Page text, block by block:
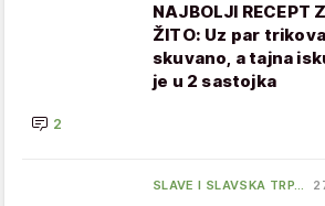
NAJBOLJI RECEPT
ŽITO: Uz par
skuvano, a tajna
je u 2 sastojka
2
SLAVE I SLAVSKA TRP…